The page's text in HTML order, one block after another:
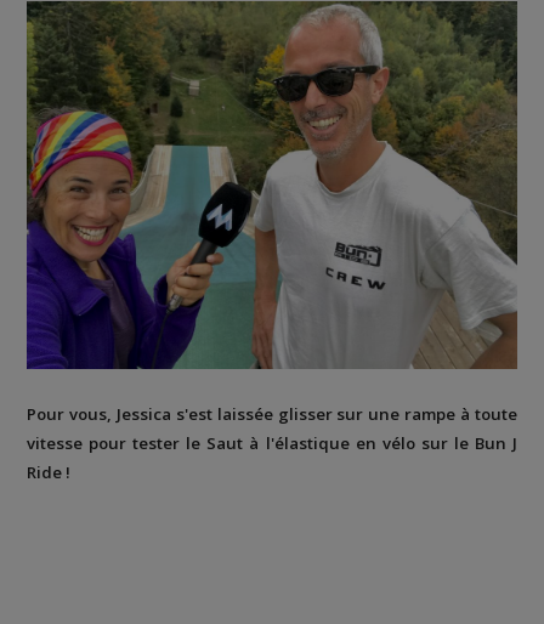
Pour vous, Jessica s'est laissée glisser sur une rampe à toute
vitesse pour tester le Saut à l'élastique en vélo sur le Bun J
Ride !